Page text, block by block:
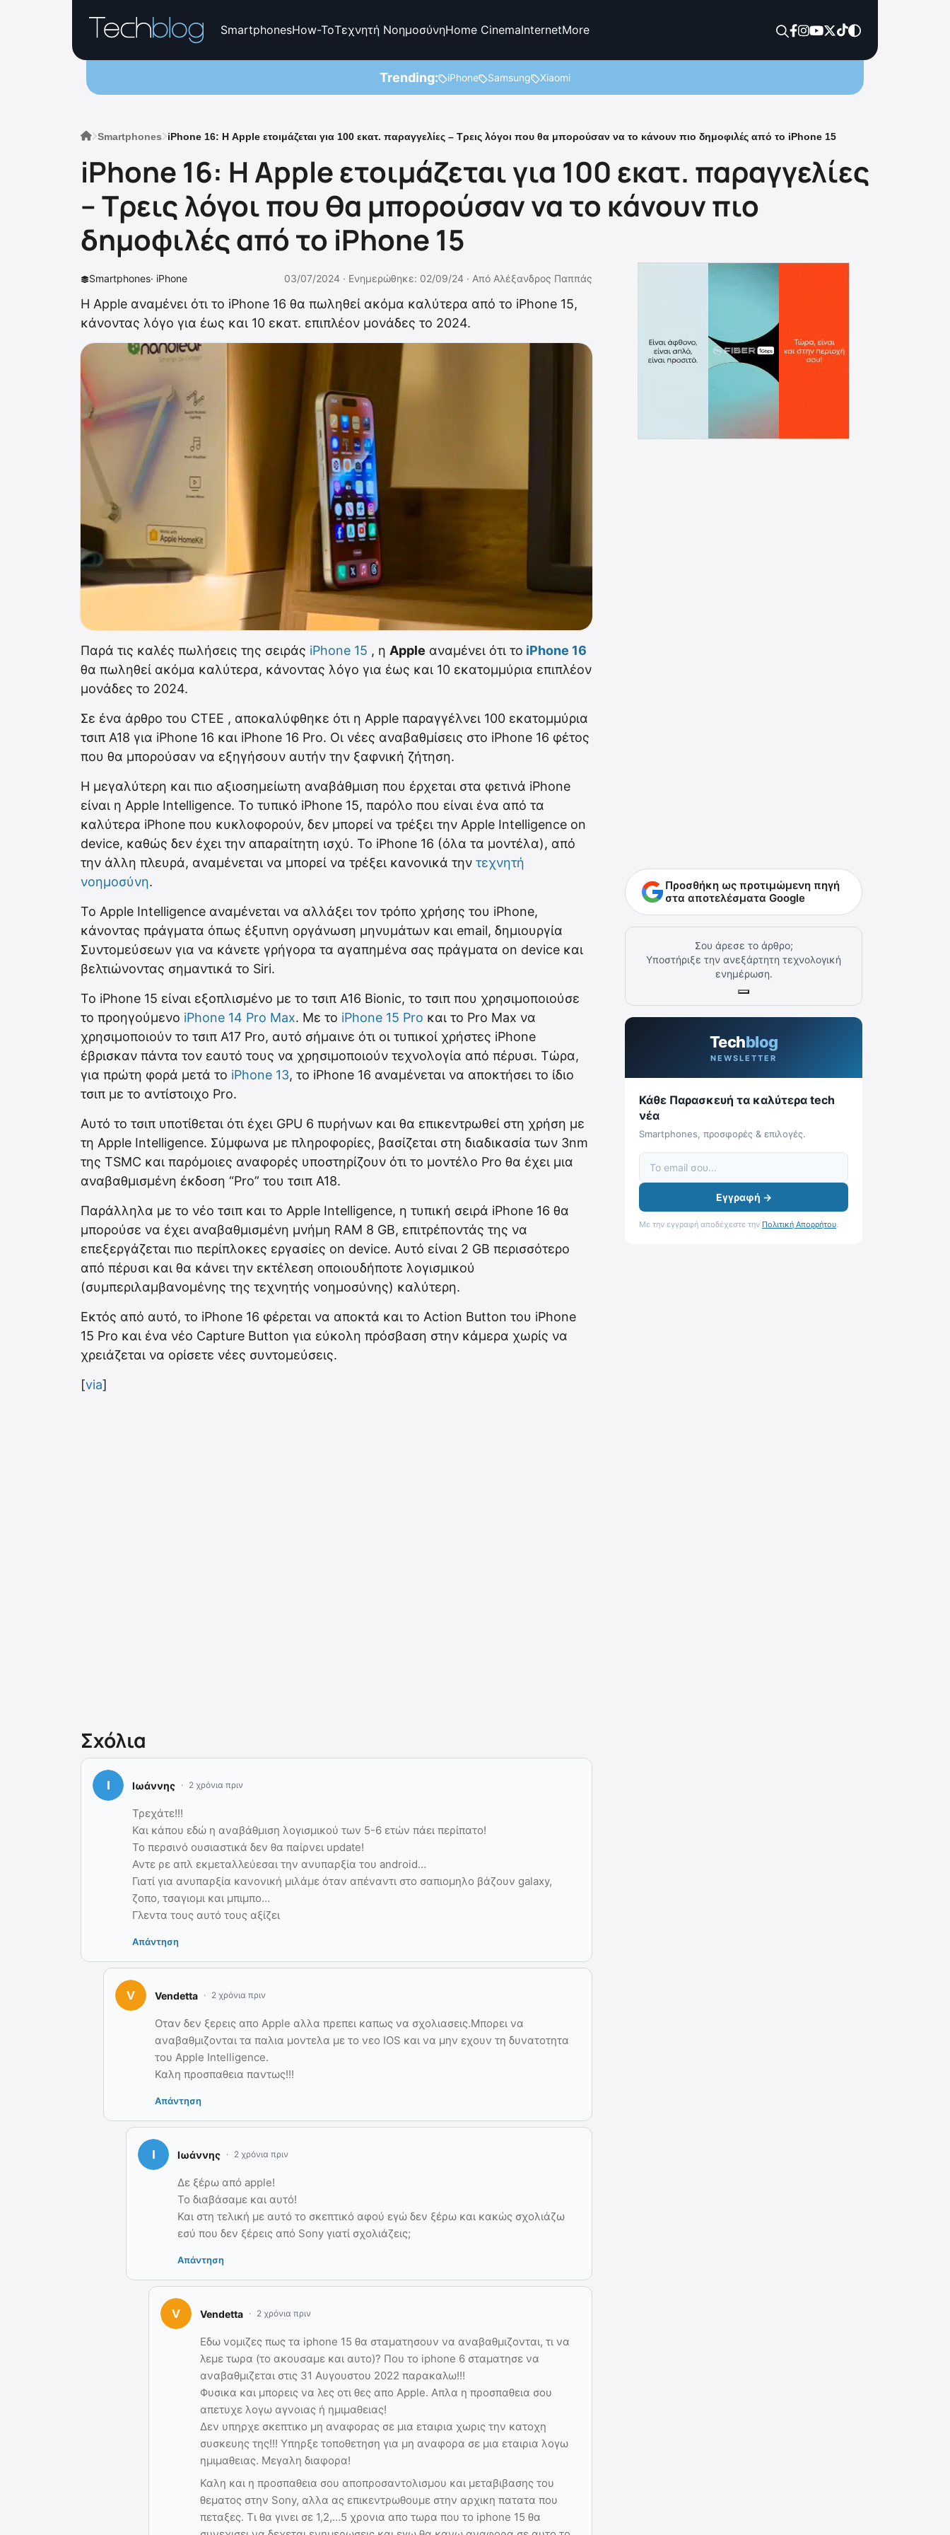
SmartphonesHow-ToΤεχνητή ΝοημοσύνηHome CinemaInternetMore
Trending: iPhone Samsung Xiaomi
Smartphones iPhone 16: Η Apple ετοιμάζεται για 100 εκατ. παραγγελίες – Τρεις λόγοι που θα μπορούσαν να το κάνουν πιο δημοφιλές από το iPhone 15
iPhone 16: Η Apple ετοιμάζεται για 100 εκατ. παραγγελίες
– Τρεις λόγοι που θα μπορούσαν να το κάνουν πιο
δημοφιλές από το iPhone 15
Smartphones· iPhone 03/07/2024 · Ενημερώθηκε: 02/09/24 · Από Αλέξανδρος Παππάς
Η Apple αναμένει ότι το iPhone 16 θα πωληθεί ακόμα καλύτερα από το iPhone 15,
κάνοντας λόγο για έως και 10 εκατ. επιπλέον μονάδες το 2024.
Παρά τις καλές πωλήσεις της σειράς iPhone 15 , η Apple αναμένει ότι το iPhone 16
θα πωληθεί ακόμα καλύτερα, κάνοντας λόγο για έως και 10 εκατομμύρια επιπλέον
μονάδες το 2024.
Σε ένα άρθρο του CTEE , αποκαλύφθηκε ότι η Apple παραγγέλνει 100 εκατομμύρια
τσιπ A18 για iPhone 16 και iPhone 16 Pro. Οι νέες αναβαθμίσεις στο iPhone 16 φέτος
που θα μπορούσαν να εξηγήσουν αυτήν την ξαφνική ζήτηση.
Η μεγαλύτερη και πιο αξιοσημείωτη αναβάθμιση που έρχεται στα φετινά iPhone
είναι η Apple Intelligence. Το τυπικό iPhone 15, παρόλο που είναι ένα από τα
καλύτερα iPhone που κυκλοφορούν, δεν μπορεί να τρέξει την Apple Intelligence on
device, καθώς δεν έχει την απαραίτητη ισχύ. Το iPhone 16 (όλα τα μοντέλα), από
την άλλη πλευρά, αναμένεται να μπορεί να τρέξει κανονικά την τεχνητή
νοημοσύνη.
Το Apple Intelligence αναμένεται να αλλάξει τον τρόπο χρήσης του iPhone,
κάνοντας πράγματα όπως έξυπνη οργάνωση μηνυμάτων και email, δημιουργία
Συντομεύσεων για να κάνετε γρήγορα τα αγαπημένα σας πράγματα on device και
βελτιώνοντας σημαντικά το Siri.
Το iPhone 15 είναι εξοπλισμένο με το τσιπ A16 Bionic, το τσιπ που χρησιμοποιούσε
το προηγούμενο iPhone 14 Pro Max. Με το iPhone 15 Pro και το Pro Max να
χρησιμοποιούν το τσιπ A17 Pro, αυτό σήμαινε ότι οι τυπικοί χρήστες iPhone
έβρισκαν πάντα τον εαυτό τους να χρησιμοποιούν τεχνολογία από πέρυσι. Τώρα,
για πρώτη φορά μετά το iPhone 13, το iPhone 16 αναμένεται να αποκτήσει το ίδιο
τσιπ με το αντίστοιχο Pro.
Αυτό το τσιπ υποτίθεται ότι έχει GPU 6 πυρήνων και θα επικεντρωθεί στη χρήση με
τη Apple Intelligence. Σύμφωνα με πληροφορίες, βασίζεται στη διαδικασία των 3nm
της TSMC και παρόμοιες αναφορές υποστηρίζουν ότι το μοντέλο Pro θα έχει μια
αναβαθμισμένη έκδοση “Pro” του τσιπ A18.
Παράλληλα με το νέο τσιπ και το Apple Intelligence, η τυπική σειρά iPhone 16 θα
μπορούσε να έχει αναβαθμισμένη μνήμη RAM 8 GB, επιτρέποντάς της να
επεξεργάζεται πιο περίπλοκες εργασίες on device. Αυτό είναι 2 GB περισσότερο
από πέρυσι και θα κάνει την εκτέλεση οποιουδήποτε λογισμικού
(συμπεριλαμβανομένης της τεχνητής νοημοσύνης) καλύτερη.
Εκτός από αυτό, το iPhone 16 φέρεται να αποκτά και το Αction Button του iPhone
15 Pro και ένα νέο Capture Button για εύκολη πρόσβαση στην κάμερα χωρίς να
χρειάζεται να ορίσετε νέες συντομεύσεις.
[via]
Σχόλια
Ιωάννης 2 χρόνια πριν
Τρεχάτε!!!
Και κάπου εδώ η αναβάθμιση λογισμικού των 5-6 ετών πάει περίπατο!
Το περσινό ουσιαστικά δεν θα παίρνει update!
Αντε ρε απλ εκμεταλλεύεσαι την ανυπαρξία του android…
Γιατί για ανυπαρξία κανονική μιλάμε όταν απέναντι στο σαπιομηλο βάζουν galaxy,
ζοπο, τσαγιομι και μπιμπο…
Γλεντα τους αυτό τους αξίζει
Απάντηση
Vendetta 2 χρόνια πριν
Οταν δεν ξερεις απο Apple αλλα πρεπει καπως να σχολιασεις.Μπορει να
αναβαθμιζονται τα παλια μοντελα με το νεο IOS και να μην εχουν τη δυνατοτητα
του Apple Intelligence.
Καλη προσπαθεια παντως!!!
Απάντηση
Ιωάννης 2 χρόνια πριν
Δε ξέρω από apple!
Το διαβάσαμε και αυτό!
Και στη τελική με αυτό το σκεπτικό αφού εγώ δεν ξέρω και κακώς σχολιάζω
εσύ που δεν ξέρεις από Sony γιατί σχολιάζεις;
Απάντηση
Vendetta 2 χρόνια πριν
Εδω νομιζες πως τα iphone 15 θα σταματησουν να αναβαθμιζονται, τι να
λεμε τωρα (το ακουσαμε και αυτο)? Που το iphone 6 σταματησε να
αναβαθμιζεται στις 31 Αυγουστου 2022 παρακαλω!!!
Φυσικα και μπορεις να λες οτι θες απο Apple. Απλα η προσπαθεια σου
απετυχε λογω αγνοιας ή ημιμαθειας!
Δεν υπηρχε σκεπτικο μη αναφορας σε μια εταιρια χωρις την κατοχη
συσκευης της!!! Υπηρξε τοποθετηση για μη αναφορα σε μια εταιρια λογω
ημιμαθειας. Μεγαλη διαφορα!
Καλη και η προσπαθεια σου αποπροσαντολισμου και μεταβιβασης του
θεματος στην Sony, αλλα ας επικεντρωθουμε στην αρχικη πατατα που
πεταξες. Τι θα γινει σε 1,2,…5 χρονια απο τωρα που το iphone 15 θα
Προσθήκη ως προτιμώμενη πηγή
στα αποτελέσματα Google
Σου άρεσε το άρθρο;
Υποστήριξε την ανεξάρτητη τεχνολογική
ενημέρωση.
Techblog
NEWSLETTER
Κάθε Παρασκευή τα καλύτερα tech
νέα
Smartphones, προσφορές & επιλογές.
Εγγραφή →
Με την εγγραφή αποδέχεστε την Πολιτική Απορρήτου.